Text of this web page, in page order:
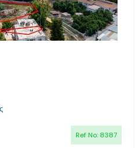
Ref No: 8387